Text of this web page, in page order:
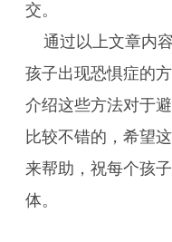
交。
通过以上文章内
孩子出现恐惧症的
介绍这些方法对于
比较不错的，希望
来帮助，祝每个孩
体。